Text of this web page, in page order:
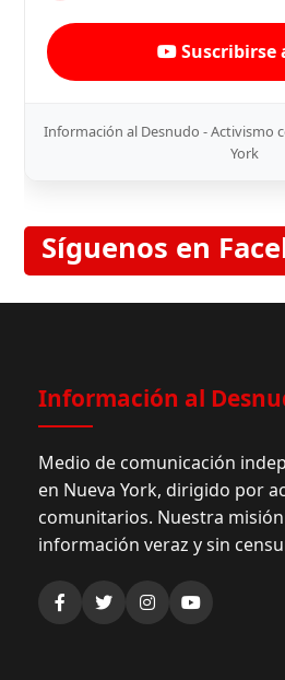
Suscribirse
Información al Desnudo - Activismo
York
Síguenos en
Información al
Medio de comunicación
en Nueva York, dirigido por
comunitarios. Nuestra
información veraz y sin